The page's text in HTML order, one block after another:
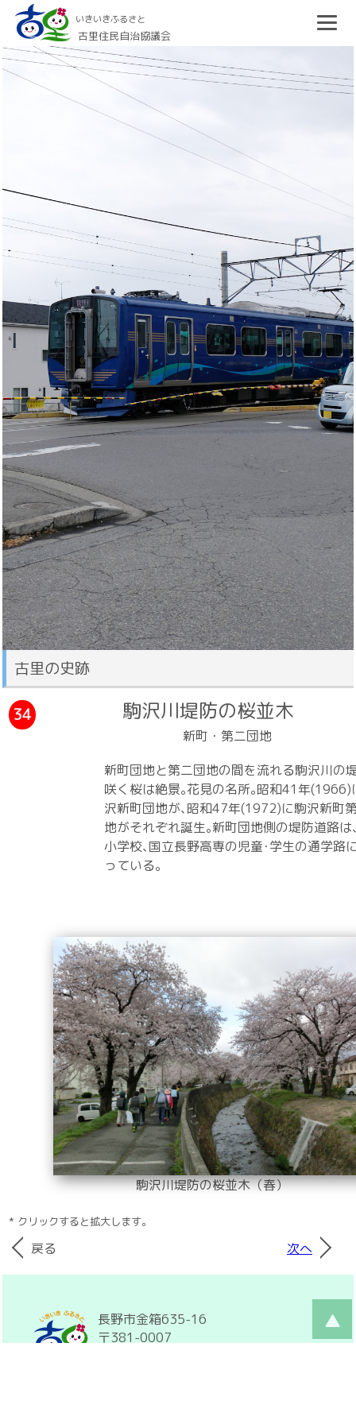
いきいきふるさと
古里住民自治協議会
古里の史跡
34 駒沢川堤防の桜並木
新町・第二団地
新町団地と第二団地の間を流れる駒沢川の
咲く桜は絶景｡花見の名所｡昭和41年(1966)
沢新町団地が､昭和47年(1972)に駒沢新町
地がそれぞれ誕生｡新町団地側の堤防道路は
小学校､国立長野高専の児童･学生の通学路
っている｡
駒沢川堤防の桜並木（春）
* クリックすると拡大します。
戻る 次へ
長野市金箱635-16
〒381-0007